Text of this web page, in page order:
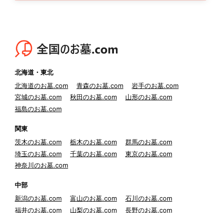
北海道・東北
北海道のお墓.com
青森のお墓.com
岩手のお墓.com
宮城のお墓.com
秋田のお墓.com
山形のお墓.com
福島のお墓.com
関東
茨木のお墓.com
栃木のお墓.com
群馬のお墓.com
埼玉のお墓.com
千葉のお墓.com
東京のお墓.com
神奈川のお墓.com
中部
新潟のお墓.com
富山のお墓.com
石川のお墓.com
福井のお墓.com
山梨のお墓.com
長野のお墓.com